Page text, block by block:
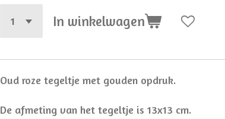
In winkelwagen
Oud roze tegeltje met gouden opdruk.
De afmeting van het tegeltje is 13x13 cm.